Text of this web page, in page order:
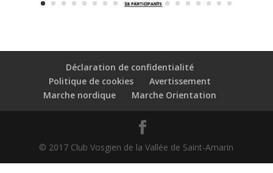
Déclaration de confidentialité
Politique de cookies
Avertissement
Marche nordique
Marche Orientation
© 2017 Club Vosgien de la Vallée de Saint-Amarin